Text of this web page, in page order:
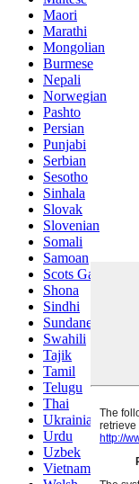
Maori
Marathi
Mongolian
Burmese
Nepali
Norwegian
Pashto
Persian
Punjabi
Serbian
Sesotho
Sinhala
Slovak
Slovenian
Somali
Samoan
Scots Gaelic
Shona
Sindhi
Sundanese
Swahili
Tajik
Tamil
Telugu
Thai
Ukrainian
Urdu
Uzbek
Vietnamese